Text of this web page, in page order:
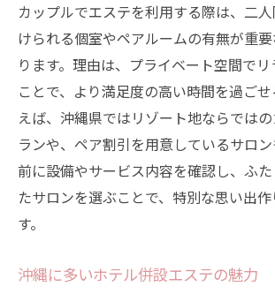
カップルでエステを利用する際は、二
けられる個室やペアルームの有無が重
ります。理由は、プライベート空間で
ことで、より満足度の高い時間を過ご
えば、沖縄県ではリゾート地ならでは
ランや、ペア割引を用意しているサロ
前に設備やサービス内容を確認し、ふ
たサロンを選ぶことで、特別な思い出
す。
沖縄に多いホテル併設エステの魅力